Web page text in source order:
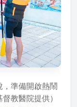
準備開啟熱鬧
教醫院提供）